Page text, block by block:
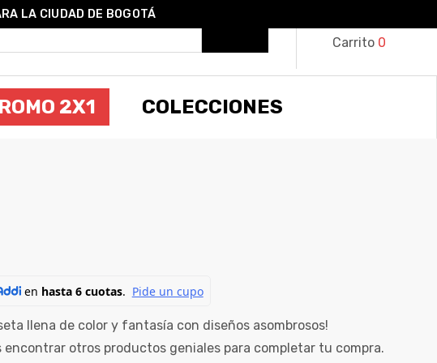
LA CIUDAD DE BOGOTÁ
Carrito 0
2X1 COLECCIONES
llena de color y fantasía con diseños asombrosos!
encontrar otros productos geniales para completar tu compra.